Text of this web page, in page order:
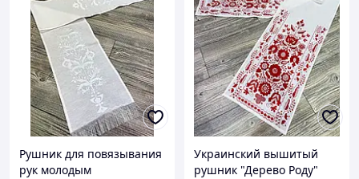
Рушник для повязывания
рук молодым
Украинский вышитый
рушник "Дерево Роду"